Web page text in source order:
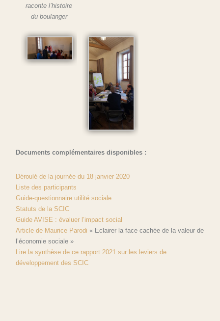
raconte l’histoire
du boulanger
Documents complémentaires disponibles :
Déroulé de la journée du 18 janvier 2020
Liste des participants
Guide-questionnaire utilité sociale
Statuts de la SCIC
Guide AVISE : évaluer l’impact social
Article de Maurice Parodi « Eclairer la face cachée de la valeur de
l’économie sociale »
Lire la synthèse de ce rapport 2021 sur les leviers de
développement des SCIC